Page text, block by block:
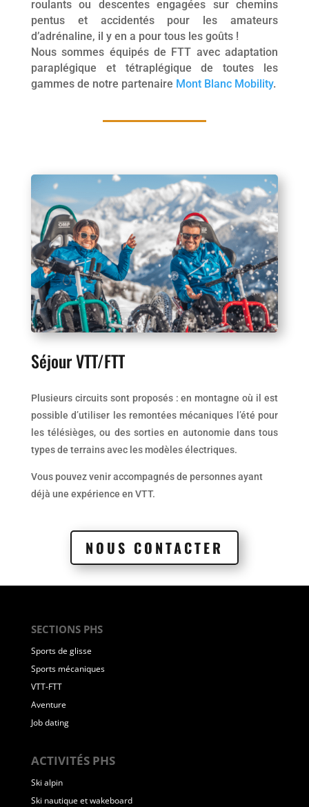
roulants ou descentes engagées sur chemins
pentus et accidentés pour les amateurs
d’adrénaline, il y en a pour tous les goûts !
Nous sommes équipés de FTT avec adaptation
paraplégique et tétraplégique de toutes les
gammes de notre partenaire Mont Blanc Mobility.
Séjour VTT/FTT
Plusieurs circuits sont proposés : en montagne où il est
possible d’utiliser les remontées mécaniques l’été pour
les télésièges, ou des sorties en autonomie dans tous
types de terrains avec les modèles électriques.
Vous pouvez venir accompagnés de personnes ayant
déjà une expérience en VTT.
NOUS CONTACTER
SECTIONS PHS
Sports de glisse
Sports mécaniques
VTT-FTT
Aventure
Job dating
ACTIVITÉS PHS
Ski alpin
Ski nautique et wakeboard